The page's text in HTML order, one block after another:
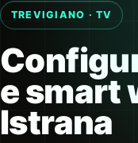
TREVIGIANO · TV
e smart
Istrana